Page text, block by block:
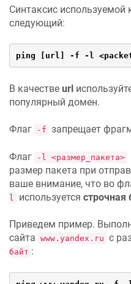
Синтаксис
следующий:
ping [url] -f -l
В качестве url
популярный домен.
Флаг -f запрещает
Флаг -l <размер_пакета>
размер пакета при
ваше внимание, что во
l
используется строчная
Приведем пример.
сайта www.yandex.ru с
байт :